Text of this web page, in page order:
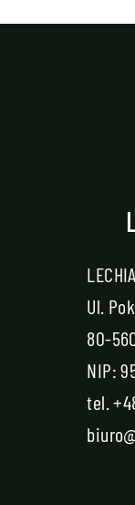
Ul.
80-
NIP:
tel.